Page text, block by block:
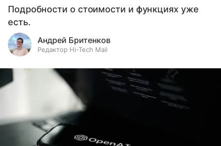
Подробности о стоимости и функциях уже
есть.
Андрей Бритенков
Редактор Hi-Tech Mail